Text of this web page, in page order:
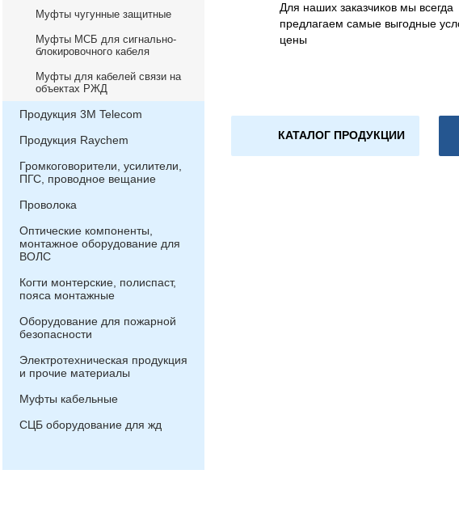
Муфты чугунные защитные
Муфты МСБ для сигнально-
блокировочного кабеля
Муфты для кабелей связи на
объектах РЖД
Продукция 3М Telecom
Продукция Raychem
Громкоговорители, усилители,
ПГС, проводное вещание
Проволока
Оптические компоненты,
монтажное оборудование для
ВОЛС
Когти монтерские, полиспаст,
пояса монтажные
Оборудование для пожарной
безопасности
Электротехническая продукция
и прочие материалы
Муфты кабельные
СЦБ оборудование для жд
Для наших заказчиков мы всегда
предлагаем самые выгодные
цены
КАТАЛОГ ПРОДУКЦИИ